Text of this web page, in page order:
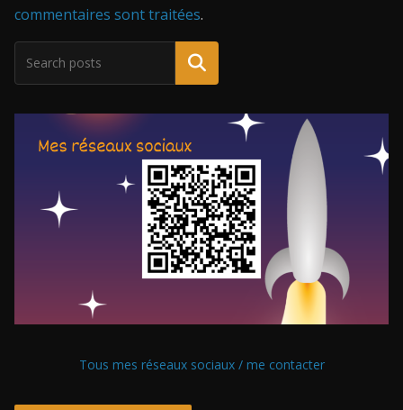
commentaires sont traitées.
Tous mes réseaux sociaux / me contacter